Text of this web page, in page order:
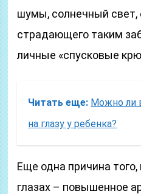
шумы, солнечный свет,
страдающего таким
личные «спусковые
Читать еще: Можно ли
на глазу у ребенка?
Еще одна причина
глазах – повышенное